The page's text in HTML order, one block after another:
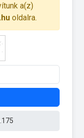
a(z)
oldalra.